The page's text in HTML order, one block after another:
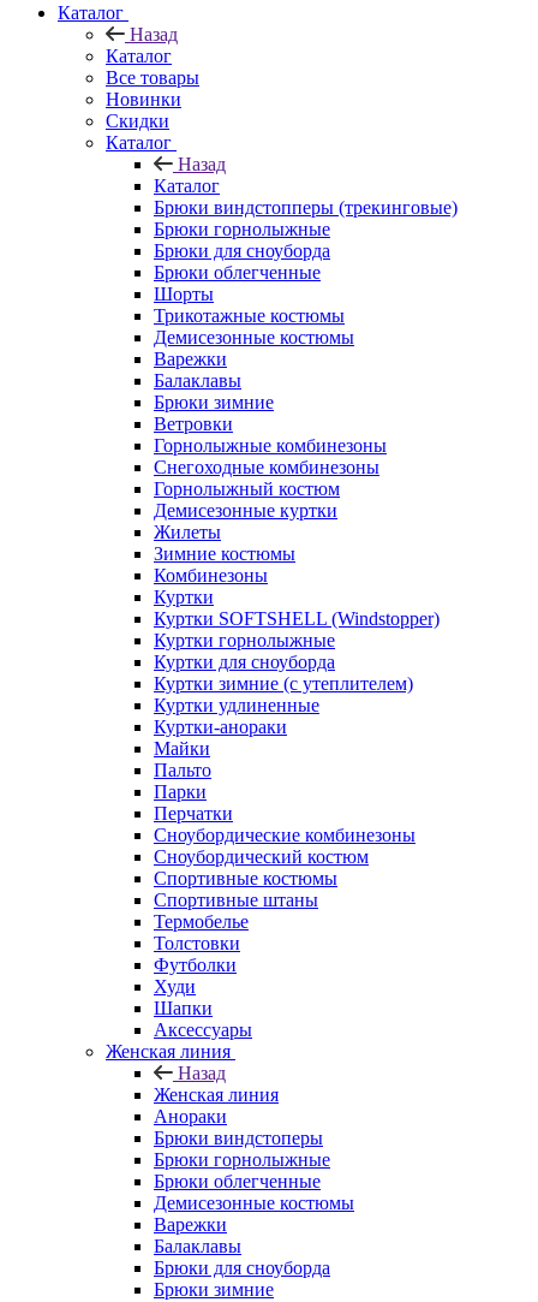
Каталог
Назад
Каталог
Все товары
Новинки
Скидки
Каталог
Назад
Каталог
Брюки виндстопперы (трекинговые)
Брюки горнолыжные
Брюки для сноуборда
Брюки облегченные
Шорты
Трикотажные костюмы
Демисезонные костюмы
Варежки
Балаклавы
Брюки зимние
Ветровки
Горнолыжные комбинезоны
Снегоходные комбинезоны
Горнолыжный костюм
Демисезонные куртки
Жилеты
Зимние костюмы
Комбинезоны
Куртки
Куртки SOFTSHELL (Windstopper)
Куртки горнолыжные
Куртки для сноуборда
Куртки зимние (с утеплителем)
Куртки удлиненные
Куртки-анораки
Майки
Пальто
Парки
Перчатки
Сноубордические комбинезоны
Сноубордический костюм
Спортивные костюмы
Спортивные штаны
Термобелье
Толстовки
Футболки
Худи
Шапки
Аксессуары
Женская линия
Назад
Женская линия
Анораки
Брюки виндстоперы
Брюки горнолыжные
Брюки облегченные
Демисезонные костюмы
Варежки
Балаклавы
Брюки для сноуборда
Брюки зимние